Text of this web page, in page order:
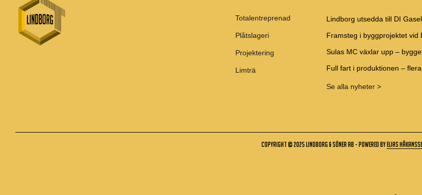
Totalentreprenad
Plåtslageri
Projektering
Limträ
Lindborg utsedda till DI
Framsteg i byggprojektet vid
Sulas MC växlar upp –
Full fart i produktionen –
Se alla nyheter >
Copyright © 2025 Lindborg & söner ab - powered byelias